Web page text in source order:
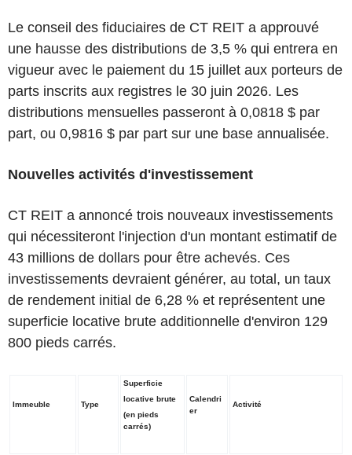
Le conseil des fiduciaires de CT REIT a approuvé
une hausse des distributions de 3,5 % qui entrera en
vigueur avec le paiement du 15 juillet aux porteurs de
parts inscrits aux registres le 30 juin 2026. Les
distributions mensuelles passeront à 0,0818 $ par
part, ou 0,9816 $ par part sur une base annualisée.
Nouvelles activités d'investissement
CT REIT a annoncé trois nouveaux investissements
qui nécessiteront l'injection d'un montant estimatif de
43 millions de dollars pour être achevés. Ces
investissements devraient générer, au total, un taux
de rendement initial de 6,28 % et représentent une
superficie locative brute additionnelle d'environ 129
800 pieds carrés.
Immeuble Type
Superficie
locativebrute
(en pieds
carrés)
Calendri
er
Activité